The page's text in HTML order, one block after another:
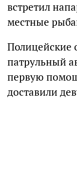
встретил
местные
Полицейские
патрульный
первую
доставили